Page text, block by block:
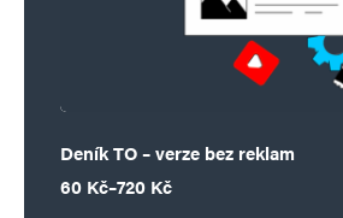
Deník TO – verze bez reklam
60 Kč–720 Kč
Rozpětí cen: 60 Kč až 720 Kč